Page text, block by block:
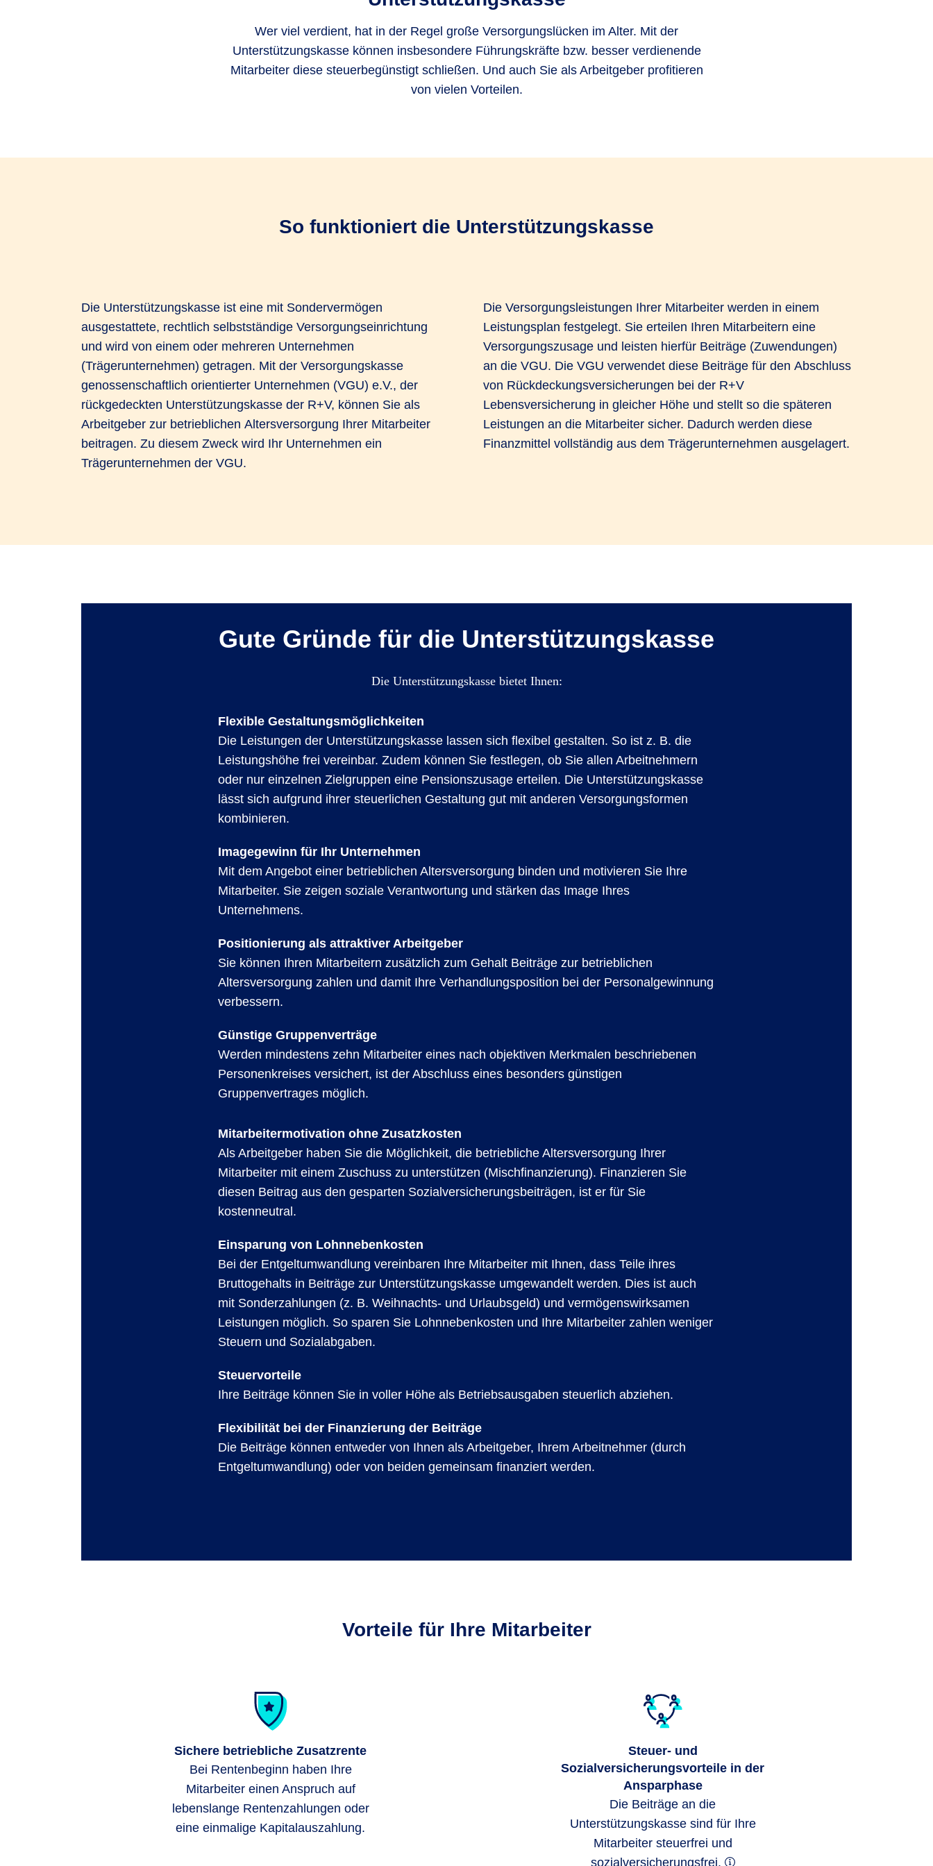
Wer viel verdient, hat in der Regel große Versorgungslücken im Alter. Mit der
Unterstützungskasse können insbesondere Führungskräfte bzw. besser verdienende
Mitarbeiter diese steuerbegünstigt schließen. Und auch Sie als Arbeitgeber profitieren
von vielen Vorteilen.
So funktioniert die Unterstützungskasse
Die Unterstützungskasse ist eine mit Sondervermögen
ausgestattete, rechtlich selbstständige Versorgungseinrichtung
und wird von einem oder mehreren Unternehmen
(Trägerunternehmen) getragen. Mit der Versorgungskasse
genossenschaftlich orientierter Unternehmen (VGU) e.V., der
rückgedeckten Unterstützungskasse der R+V, können Sie als
Arbeitgeber zur betrieblichen Altersversorgung Ihrer Mitarbeiter
beitragen. Zu diesem Zweck wird Ihr Unternehmen ein
Trägerunternehmen der VGU.
Die Versorgungsleistungen Ihrer Mitarbeiter werden in einem
Leistungsplan festgelegt. Sie erteilen Ihren Mitarbeitern eine
Versorgungszusage und leisten hierfür Beiträge (Zuwendungen)
an die VGU. Die VGU verwendet diese Beiträge für den Abschluss
von Rückdeckungsversicherungen bei der R+V
Lebensversicherung in gleicher Höhe und stellt so die späteren
Leistungen an die Mitarbeiter sicher. Dadurch werden diese
Finanzmittel vollständig aus dem Trägerunternehmen ausgelagert.
Gute Gründe für die Unterstützungskasse
Die Unterstützungskasse bietet Ihnen:
Flexible Gestaltungsmöglichkeiten
Die Leistungen der Unterstützungskasse lassen sich flexibel gestalten. So ist z. B. die
Leistungshöhe frei vereinbar. Zudem können Sie festlegen, ob Sie allen Arbeitnehmern
oder nur einzelnen Zielgruppen eine Pensionszusage erteilen. Die Unterstützungskasse
lässt sich aufgrund ihrer steuerlichen Gestaltung gut mit anderen Versorgungsformen
kombinieren.
Imagegewinn für Ihr Unternehmen
Mit dem Angebot einer betrieblichen Altersversorgung binden und motivieren Sie Ihre
Mitarbeiter. Sie zeigen soziale Verantwortung und stärken das Image Ihres
Unternehmens.
Positionierung als attraktiver Arbeitgeber
Sie können Ihren Mitarbeitern zusätzlich zum Gehalt Beiträge zur betrieblichen
Altersversorgung zahlen und damit Ihre Verhandlungsposition bei der Personalgewinnung
verbessern.
Günstige Gruppenverträge
Werden mindestens zehn Mitarbeiter eines nach objektiven Merkmalen beschriebenen
Personenkreises versichert, ist der Abschluss eines besonders günstigen
Gruppenvertrages möglich.
Mitarbeitermotivation ohne Zusatzkosten
Als Arbeitgeber haben Sie die Möglichkeit, die betriebliche Altersversorgung Ihrer
Mitarbeiter mit einem Zuschuss zu unterstützen (Mischfinanzierung). Finanzieren Sie
diesen Beitrag aus den gesparten Sozialversicherungsbeiträgen, ist er für Sie
kostenneutral.
Einsparung von Lohnnebenkosten
Bei der Entgeltumwandlung vereinbaren Ihre Mitarbeiter mit Ihnen, dass Teile ihres
Bruttogehalts in Beiträge zur Unterstützungskasse umgewandelt werden. Dies ist auch
mit Sonderzahlungen (z. B. Weihnachts- und Urlaubsgeld) und vermögenswirksamen
Leistungen möglich. So sparen Sie Lohnnebenkosten und Ihre Mitarbeiter zahlen weniger
Steuern und Sozialabgaben.
Steuervorteile
Ihre Beiträge können Sie in voller Höhe als Betriebsausgaben steuerlich abziehen.
Flexibilität bei der Finanzierung der Beiträge
Die Beiträge können entweder von Ihnen als Arbeitgeber, Ihrem Arbeitnehmer (durch
Entgeltumwandlung) oder von beiden gemeinsam finanziert werden.
Vorteile für Ihre Mitarbeiter
Sichere betriebliche Zusatzrente
Bei Rentenbeginn haben Ihre
Mitarbeiter einen Anspruch auf
lebenslange Rentenzahlungen oder
eine einmalige Kapitalauszahlung.
Steuer- und
Sozialversicherungsvorteile in der
Ansparphase
Die Beiträge an die
Unterstützungskasse sind für Ihre
Mitarbeiter steuerfrei und
sozialversicherungsfrei.